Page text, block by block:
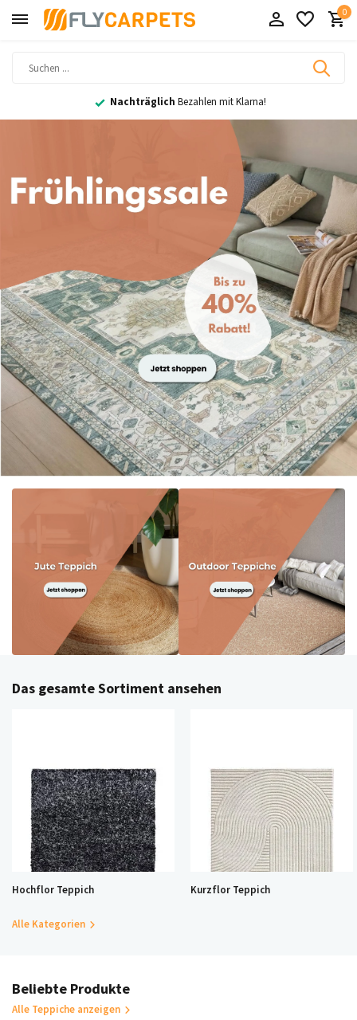
0
Nachträglich Bezahlen mit Klarna!
Das gesamte Sortiment ansehen
Hochflor Teppich Kurzflor Teppich
Alle Kategorien
Beliebte Produkte
Alle Teppiche anzeigen